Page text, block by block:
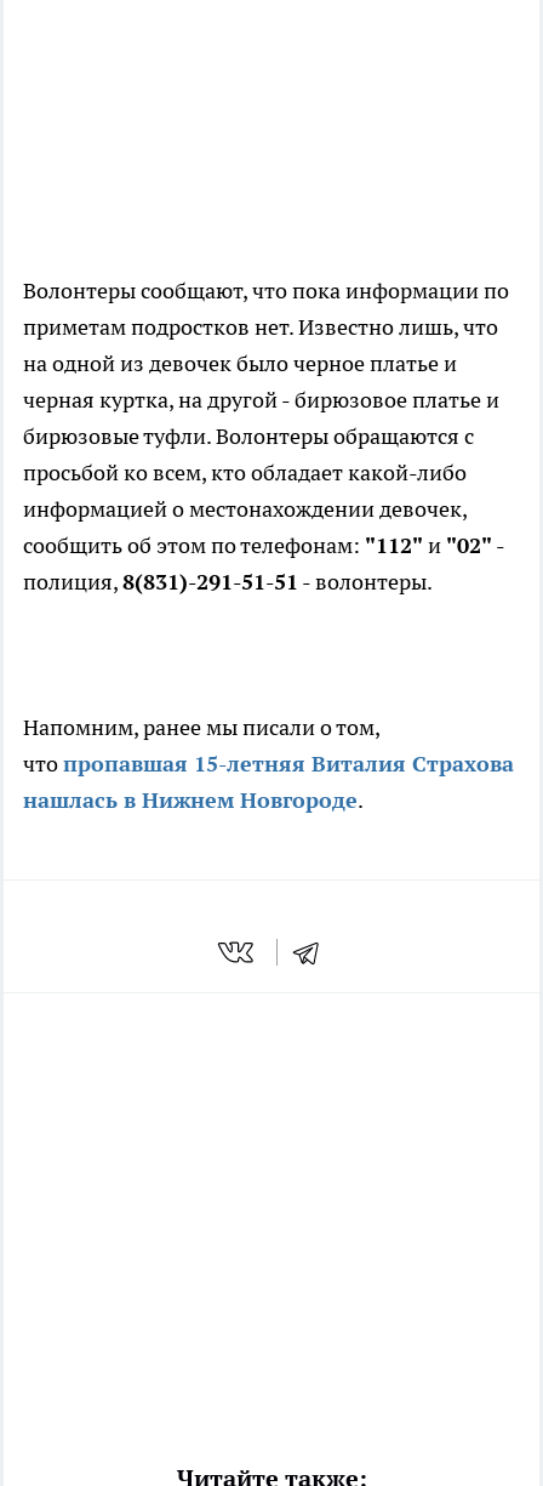
Волонтеры сообщают, что пока информации по
приметам подростков нет. Известно лишь, что
на одной из девочек было черное платье и
черная куртка, на другой - бирюзовое платье и
бирюзовые туфли. Волонтеры обращаются с
просьбой ко всем, кто обладает какой-либо
информацией о местонахождении девочек,
сообщить об этом по телефонам: "112" и "02" -
полиция,8(831)-291-51-51 - волонтеры.
Напомним, ранее мы писали о том,
чтопропавшая 15-летняя Виталия Страхова
нашлась в Нижнем Новгороде.
Читайте также: